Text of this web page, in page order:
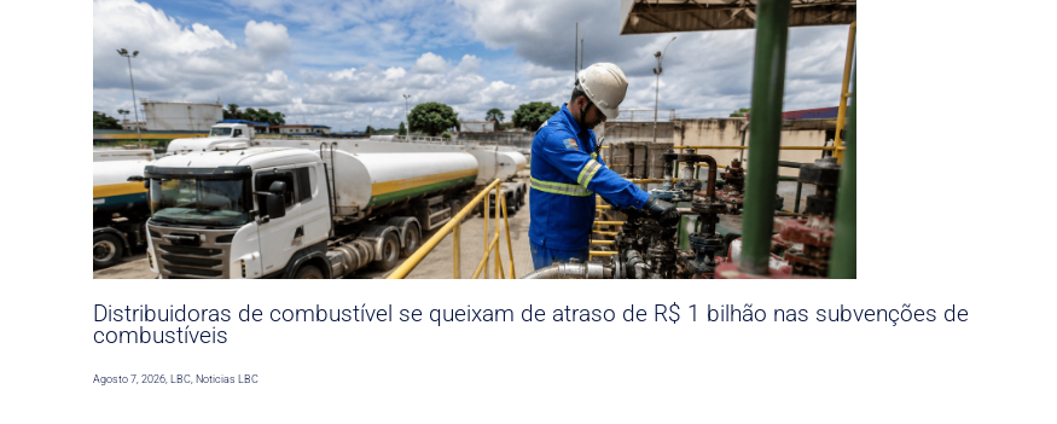
Distribuidoras de combustível se queixam de atraso de R$ 1 bilhão nas subvenções de
combustíveis
Agosto 7, 2026,LBC,Noticias LBC